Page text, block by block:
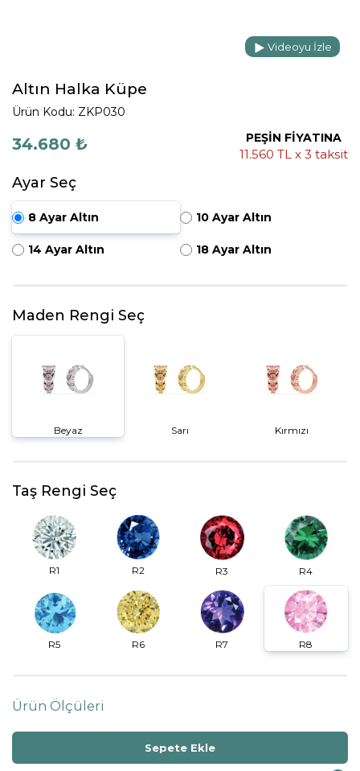
Videoyu İzle
Altın Halka Küpe
Ürün Kodu: ZKP030
34.680 ₺ PEŞİN FİYATINA
11.560 TL x 3 taksit
Ayar Seç
8 Ayar Altın 10 Ayar Altın
14 Ayar Altın 18 Ayar Altın
Maden Rengi Seç
Beyaz Sarı Kırmızı
Taş Rengi Seç
R1 R2 R3 R4
R5 R6 R7 R8
Ürün Ölçüleri